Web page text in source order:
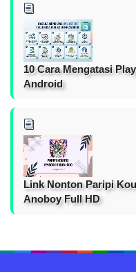
10 Cara Mengatasi
Android
Link Nonton Paripi
Anoboy Full HD